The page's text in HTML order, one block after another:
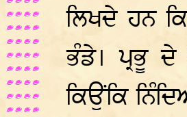
ਲਿਖਦੇ ਹਨ
ਭੰਡੇ। ਪ੍ਰਭੂ
ਕਿਉਂਕਿ